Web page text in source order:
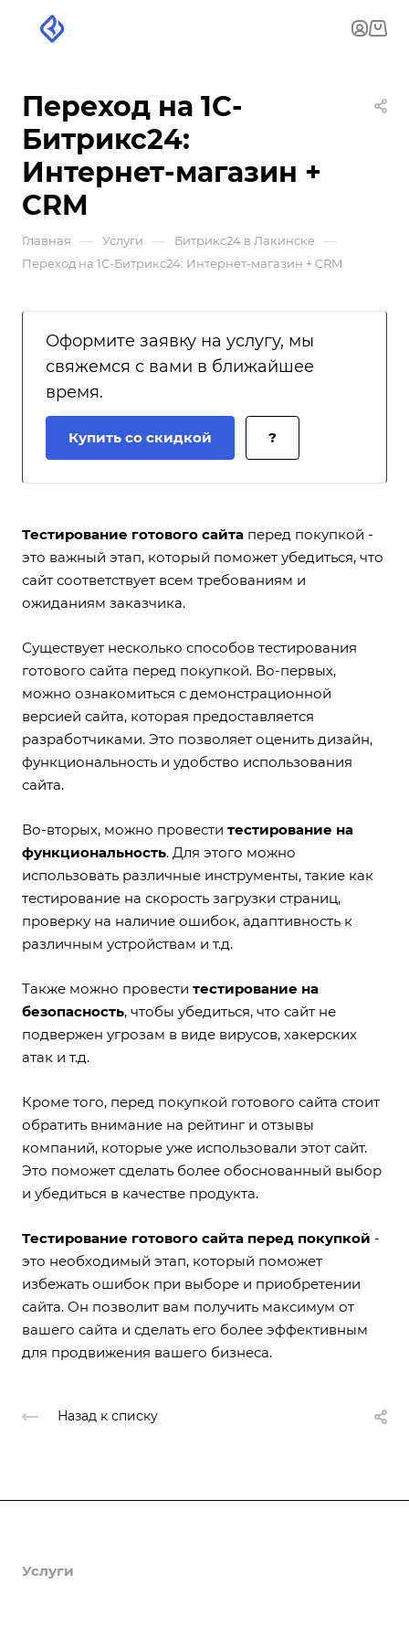
Переход на 1С-
Битрикс24:
Интернет-магазин +
CRM
Главная — Услуги — Битрикс24 в Лакинске —
Переход на 1С-Битрикс24: Интернет-магазин + CRM
Оформите заявку на услугу, мы
свяжемся с вами в ближайшее
время.
Купить со скидкой ?
Тестирование готового сайта перед покупкой -
это важный этап, который поможет убедиться, что
сайт соответствует всем требованиям и
ожиданиям заказчика.
Существует несколько способов тестирования
готового сайта перед покупкой. Во-первых,
можно ознакомиться с демонстрационной
версией сайта, которая предоставляется
разработчиками. Это позволяет оценить дизайн,
функциональность и удобство использования
сайта.
Во-вторых, можно провести тестирование на
функциональность. Для этого можно
использовать различные инструменты, такие как
тестирование на скорость загрузки страниц,
проверку на наличие ошибок, адаптивность к
различным устройствам и т.д.
Также можно провести тестирование на
безопасность, чтобы убедиться, что сайт не
подвержен угрозам в виде вирусов, хакерских
атак и т.д.
Кроме того, перед покупкой готового сайта стоит
обратить внимание на рейтинг и отзывы
компаний, которые уже использовали этот сайт.
Это поможет сделать более обоснованный выбор
и убедиться в качестве продукта.
Тестирование готового сайта перед покупкой -
это необходимый этап, который поможет
избежать ошибок при выборе и приобретении
сайта. Он позволит вам получить максимум от
вашего сайта и сделать его более эффективным
для продвижения вашего бизнеса.
Назад к списку
Услуги